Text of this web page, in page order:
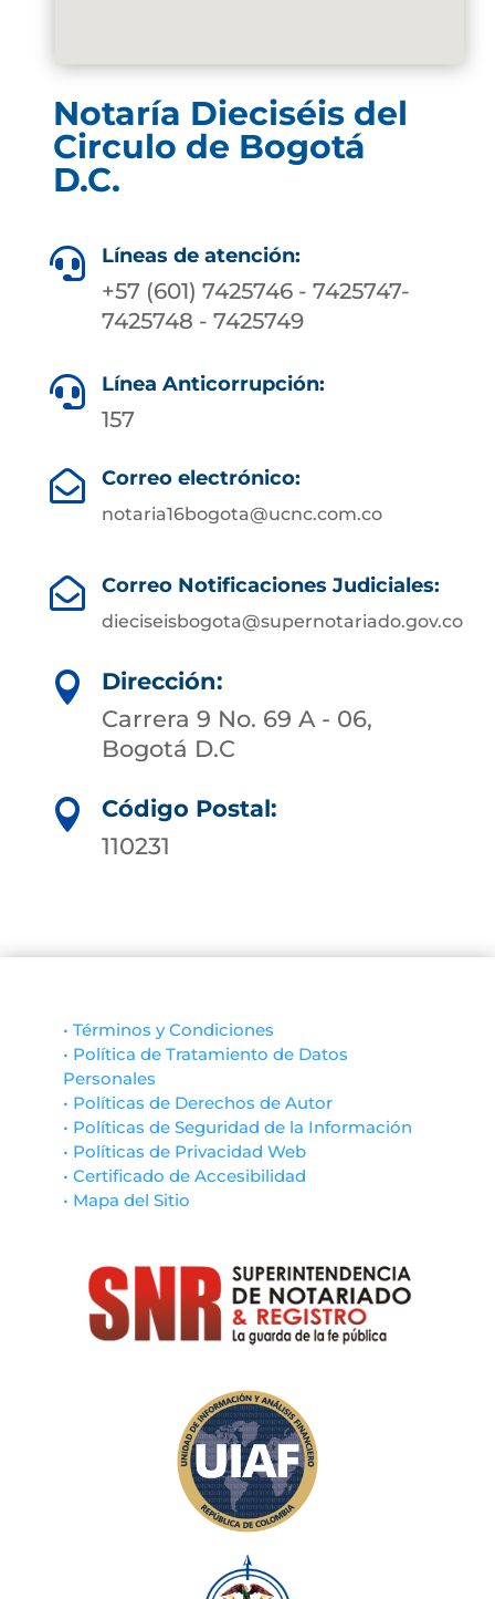
Notaría Dieciséis del
Circulo de Bogotá
D.C.
 Líneas de atención:
+57 (601) 7425746 - 7425747-
7425748 - 7425749
 Línea Anticorrupción:
157
 Correo electrónico:
notaria16bogota@ucnc.com.co
 Correo Notificaciones Judiciales:
dieciseisbogota@supernotariado.gov.co

Dirección:
Carrera 9 No. 69 A - 06,
Bogotá D.C

Código Postal:
110231
• Términos y Condiciones
• Política de Tratamiento de Datos
Personales
• Políticas de Derechos de Autor
• Políticas de Seguridad de la Información
• Políticas de Privacidad Web
• Certificado de Accesibilidad
• Mapa del Sitio